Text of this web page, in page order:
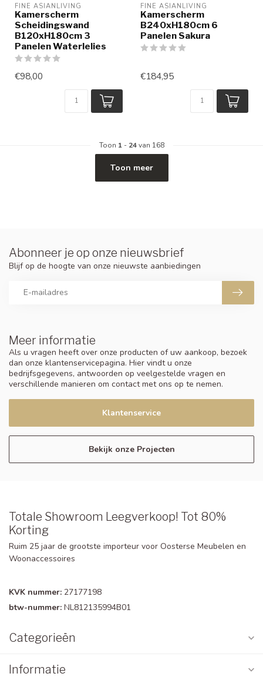
FINE ASIANLIVING
Kamerscherm
Scheidingswand
B120xH180cm 3
Panelen Waterlelies
€98,00
FINE ASIANLIVING
Kamerscherm
B240xH180cm 6
Panelen Sakura
€184,95
Toon 1- 24van 168
Toon meer
Meer informatie
Als u vragen heeft over onze producten of uw aankoop, bezoek
dan onze klantenservicepagina. Hier vindt u onze
bedrijfsgegevens, antwoorden op veelgestelde vragen en
verschillende manieren om contact met ons op te nemen.
Klantenservice
Bekijk onze Projecten
Abonneer je op onze nieuwsbrief
Blijf op de hoogte van onze nieuwste aanbiedingen
Totale Showroom Leegverkoop! Tot 80%
Korting
Ruim 25 jaar de grootste importeur voor Oosterse Meubelen en
Woonaccessoires
KVK nummer: 27177198
btw-nummer: NL812135994B01
Categorieën
Informatie